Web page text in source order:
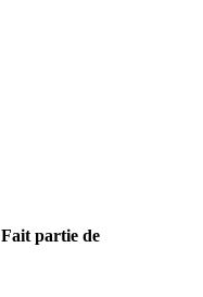
Fait partie de